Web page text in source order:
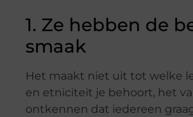
1. Ze hebben de
smaak
Het maakt niet uit tot welke
en etniciteit je behoort, het
ontkennen dat iedereen